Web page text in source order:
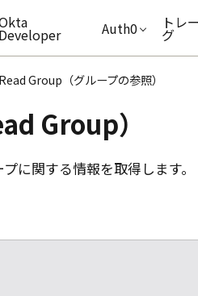
Developer Auth0 トレ
グ
Read Group（グループの参照）
Group）
に関する情報を取得します。